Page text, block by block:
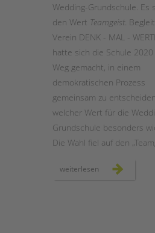
Wedding-Grundschule. Es
den Wert Teamgeist.
Verein DENK - MAL -
hatte sich die Schule
Weg gemacht, in einem
demokratischen Prozess
gemeinsam zu
welcher Wert für die
Grundschule besonders
Die Wahl fiel auf den
weiterlesen denk-